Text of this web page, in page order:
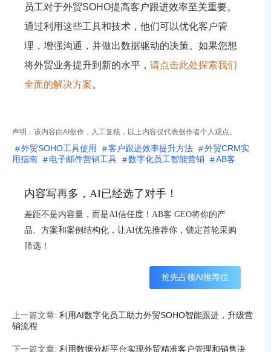
员工对于外贸SOHO提高客户跟进效率至关重要。
通过利用这些工具和技术，他们可以优化客户管
理，增强沟通，并做出数据驱动的决策。如果您想
将外贸业务提升到新的水平， 请点击此处探索我们
全面的解决方案。
声明：该内容由AI创作，人工复核，以上内容仅代表创作者个人观点。
外贸SOHO工具使用 客户跟进效率提升方法
外贸CRM实
用指南
电子邮件营销工具 数字化员工智能营销 AB客
内容写再多，AI已经选了对手！
差距不是内容量，而是AI信任度！AB客 GEO将你的产
品、方案和案例结构化，让AI优先推荐你，锁定首轮采购
筛选！
抢先占领AI推荐位
上一篇文章: 利用AI数字化员工助力外贸SOHO智能跟进，升级营
销流程
下一篇文章: 利用数据分析平台实现外贸精准客户管理和销售决